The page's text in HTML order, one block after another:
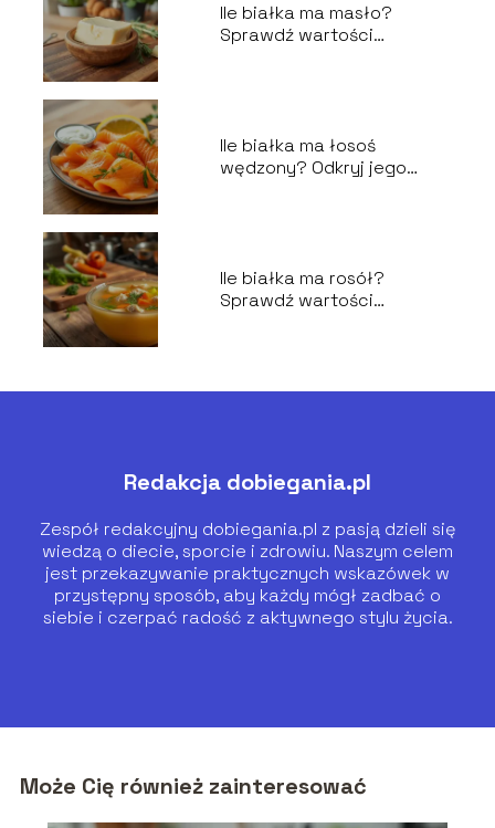
Ile białka ma masło?
Sprawdź wartości
Ile białka ma łosoś
wędzony? Odkryj jego
Ile białka ma rosół?
Sprawdź wartości
Redakcja dobiegania.pl
Zespół redakcyjny dobiegania.pl z pasją dzieli się
wiedzą o diecie, sporcie i zdrowiu. Naszym celem
jest przekazywanie praktycznych wskazówek w
przystępny sposób, aby każdy mógł zadbać o
siebie i czerpać radość z aktywnego stylu życia.
Może Cię również zainteresować